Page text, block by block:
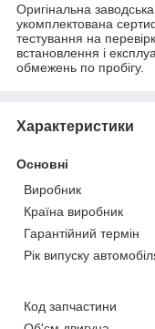
Оригінальна
укомплектована
тестування на
встановлення і
обмежень по пробігу.
Характеристики
Основні
Виробник
Країна виробник
Гарантійний термін
Рік випуску
Код запчастини